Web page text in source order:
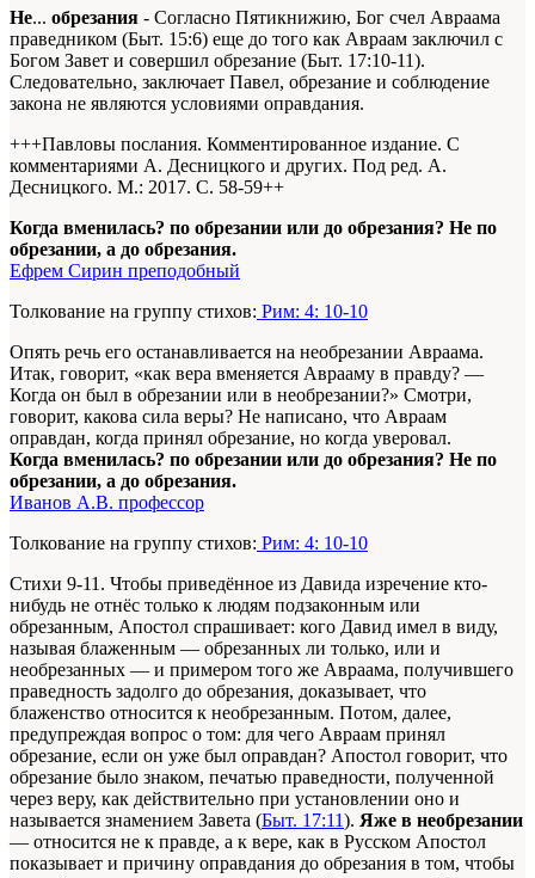
Не... обрезания - Согласно Пятикнижию, Бог счел Авраама
праведником (Быт. 15:6) еще до того как Авраам заключил с
Богом Завет и совершил обрезание (Быт. 17:10-11).
Следовательно, заключает Павел, обрезание и соблюдение
закона не являются условиями оправдания.
+++Павловы послания. Комментированное издание. С
комментариями А. Десницкого и других. Под ред. А.
Десницкого. М.: 2017. С. 58-59++
Когда вменилась? по обрезании или до обрезания? Не по
обрезании, а до обрезания.
Ефрем Сирин преподобный
Толкование на группу стихов: Рим: 4: 10-10
Опять речь его останавливается на необрезании Авраама.
Итак, говорит, «как вера вменяется Аврааму в правду? —
Когда он был в обрезании или в необрезании?» Смотри,
говорит, какова сила веры? Не написано, что Авраам
оправдан, когда принял обрезание, но когда уверовал.
Когда вменилась? по обрезании или до обрезания? Не по
обрезании, а до обрезания.
Иванов А.В. профессор
Толкование на группу стихов: Рим: 4: 10-10
Стихи 9-11. Чтобы приведённое из Давида изречение кто-
нибудь не отнёс только к людям подзаконным или
обрезанным, Апостол спрашивает: кого Давид имел в виду,
называя блаженным — обрезанных ли только, или и
необрезанных — и примером того же Авраама, получившего
праведность задолго до обрезания, доказывает, что
блаженство относится к необрезанным. Потом, далее,
предупреждая вопрос о том: для чего Авраам принял
обрезание, если он уже был оправдан? Апостол говорит, что
обрезание было знаком, печатью праведности, полученной
через веру, как действительно при установлении оно и
называется знамением Завета (Быт. 17:11). Яже в необрезании
— относится не к правде, а к вере, как в Русском Апостол
показывает и причину оправдания до обрезания в том, чтобы